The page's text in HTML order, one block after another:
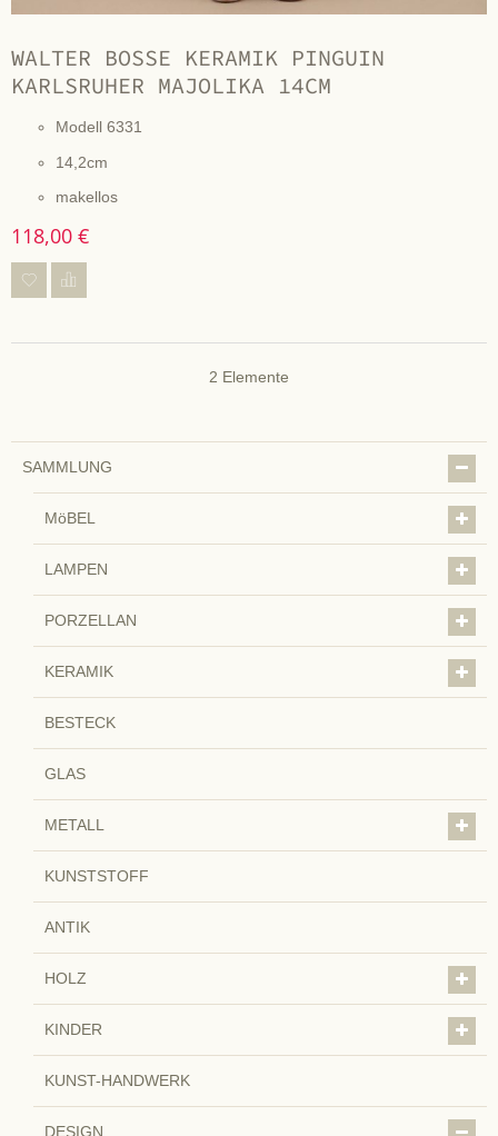
WALTER BOSSE KERAMIK PINGUIN
KARLSRUHER MAJOLIKA 14CM
Modell 6331
14,2cm
makellos
118,00 €
2 Elemente
SAMMLUNG
MöBEL
LAMPEN
PORZELLAN
KERAMIK
BESTECK
GLAS
METALL
KUNSTSTOFF
ANTIK
HOLZ
KINDER
KUNST-HANDWERK
DESIGN